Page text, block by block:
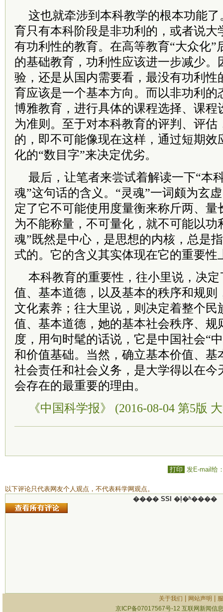
这也就牵涉到本科教学的根本功能
育只有本科阶段是非功利的，或者说大
有功利性的教育。在高等教育“大众化”
的基础教育，功利性应该进一步减少。
验，还是从国内需要看，最没有功利性
育应该是一个基本方向。而以非功利的
博雅教育，进行具体的课程选择、课程
为准则。至于对本科教育的评判、评估
的，即不可能像现在这样，通过短期效
化的“数目字”来决定优劣。
最后，让笔者来尝试着解读一下“本
魂”这句话的含义。“灵魂”一词颇为玄
定了它不可能使用度量衡来称斤两、量
为不能称量，不可量化，就不可能以功
魂”既然是中心，是思想的内核，总是
式的。它的含义其实体现在它的重要性
本科教育的重要性，往小里说，决
值、基本道德，以及基本的秩序和规则
文化素养；往大里说，则决定着整个民
值、基本道德，她的基本社会秩序、规
度，用句时髦的话说，它是中国社会“
和价值基础。当然，确立基本价值、基
社会责任和社会义务，是大学得以在今
会存在的最重要的理由。
《中国科学报》 (2016-08-04 第5版
打印 发E-mail给
以下评论只代表网友个人观点，不代表科学网观点。
���� SSI �ļ�ʱ����
关于我们 网站声明
京ICP备07017567号-12 互联网新闻信